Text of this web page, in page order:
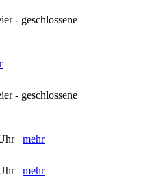
- geschlossene
- geschlossene
mehr
mehr